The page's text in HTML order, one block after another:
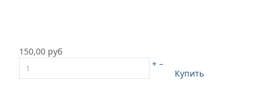
150,00 руб
+ –
Купить